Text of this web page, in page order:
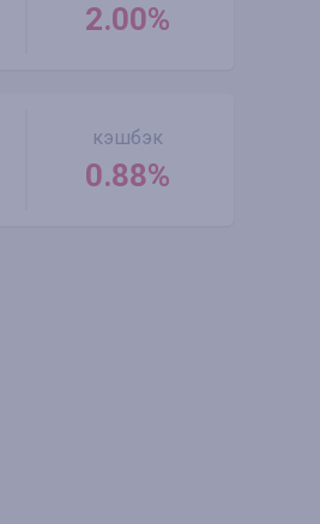
2.00%
кэшбэк
0.88%